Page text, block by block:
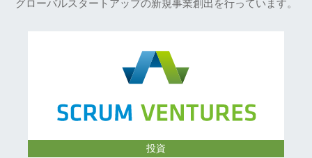
グローバルスタートアップの新規事業創出を行っています。
投資